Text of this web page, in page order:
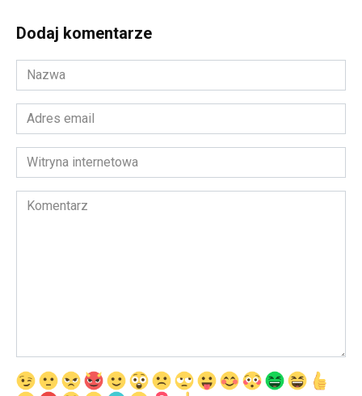
Dodaj komentarze
Nazwa
*
Adres
email
*Witryna
internetowa
Komentarz